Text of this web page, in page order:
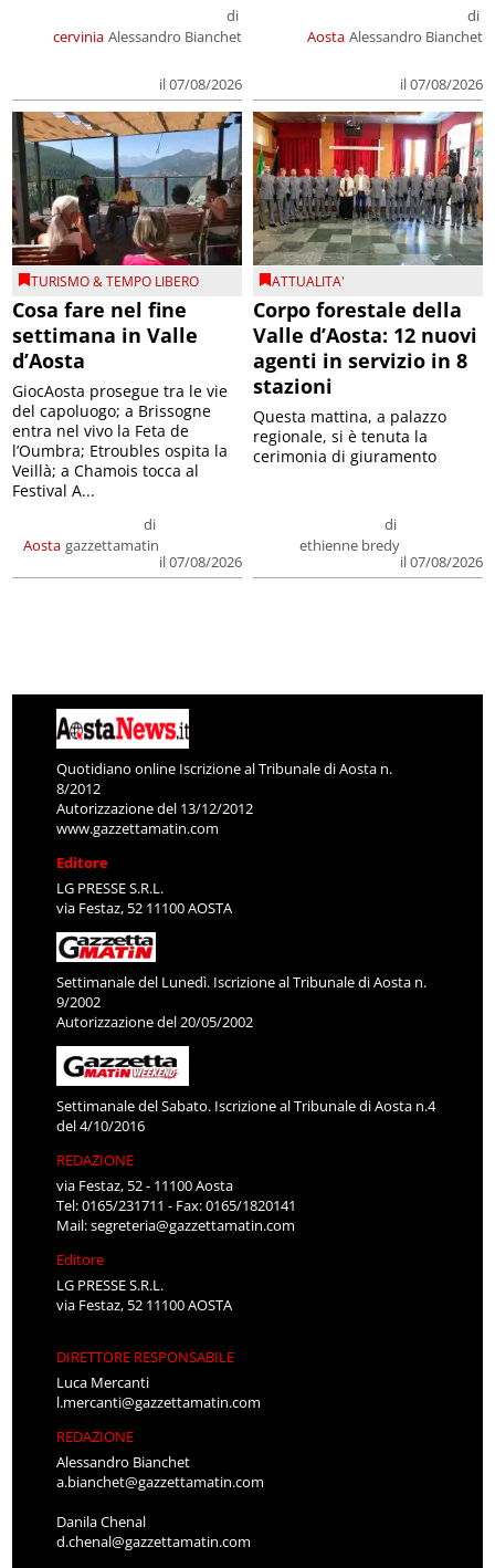
cervinia
di
Alessandro Bianchet
il 07/08/2026
Aosta
di
Alessandro Bianchet
il 07/08/2026
TURISMO & TEMPO LIBERO
Cosa fare nel fine
settimana in Valle
d’Aosta
Aosta
di
gazzettamatin
il 07/08/2026
GiocAosta prosegue tra le vie
del capoluogo; a Brissogne
entra nel vivo la Feta de
l’Oumbra; Etroubles ospita la
Veillà; a Chamois tocca al
Festival A...
ATTUALITA'
Corpo forestale della
Valle d’Aosta: 12 nuovi
agenti in servizio in 8
stazioni
di
ethienne bredy
il 07/08/2026
Questa mattina, a palazzo
regionale, si è tenuta la
cerimonia di giuramento
Quotidiano online Iscrizione al Tribunale di Aosta n.
8/2012
Autorizzazione del 13/12/2012
www.gazzettamatin.com
Editore
LG PRESSE S.R.L.
via Festaz, 52 11100 AOSTA
Settimanale del Lunedì. Iscrizione al Tribunale di Aosta n.
9/2002
Autorizzazione del 20/05/2002
Settimanale del Sabato. Iscrizione al Tribunale di Aosta n.4
del 4/10/2016
REDAZIONE
via Festaz, 52 - 11100 Aosta
Tel: 0165/231711 - Fax: 0165/1820141
Mail:segreteria@gazzettamatin.com
Editore
LG PRESSE S.R.L.
via Festaz, 52 11100 AOSTA
DIRETTORE RESPONSABILE
Luca Mercanti
l.mercanti@gazzettamatin.com
REDAZIONE
Alessandro Bianchet
a.bianchet@gazzettamatin.com
Danila Chenal
d.chenal@gazzettamatin.com